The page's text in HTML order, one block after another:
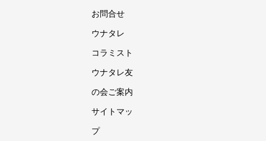
お問合せ
ウナタレ
コラミスト
ウナタレ友
の会ご案内
サイトマッ
プ